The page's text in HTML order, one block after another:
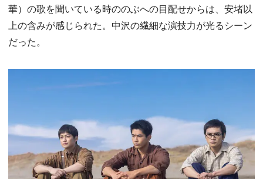
華）の歌を聞いている時ののぶへの目配せからは、安堵以
上の含みが感じられた。中沢の繊細な演技力が光るシーン
だった。